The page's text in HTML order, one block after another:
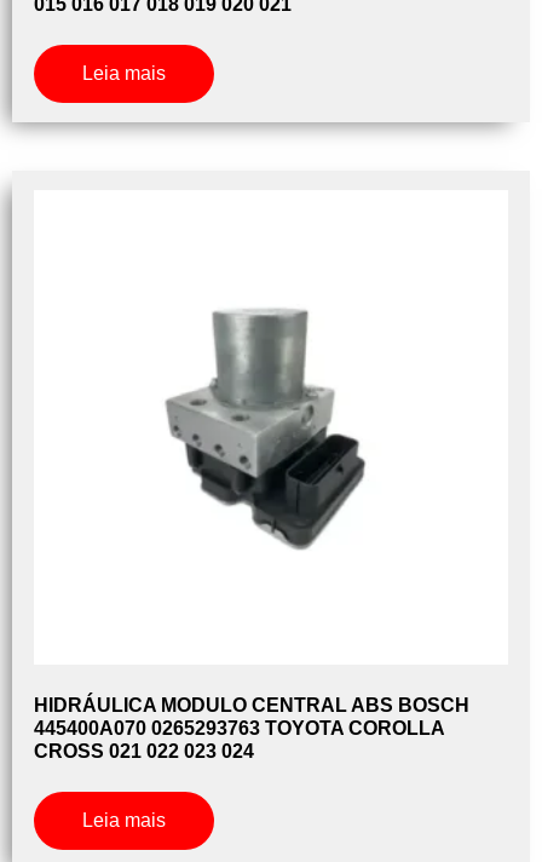
Leia mais
HIDRÁULICA MODULO CENTRAL ABS BOSCH
445400A070 0265293763 TOYOTA COROLLA
CROSS 021 022 023 024
Leia mais